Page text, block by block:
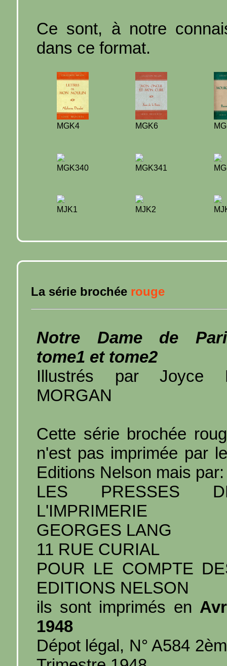
Ce sont, à notre
dans ce format.
MGK4 MGK6
MGK340 MGK341
MJK1 MJK2
La série brochée rouge
Notre Dame de
tome1 et tome2
Illustrés par Joyce
MORGAN
Cette série brochée
n'est pas imprimée par
Editions Nelson mais par:
LES PRESSES
L'IMPRIMERIE
GEORGES LANG
11 RUE CURIAL
POUR LE COMPTE
EDITIONS NELSON
ils sont imprimés en
1948
Dépot légal, N° A584